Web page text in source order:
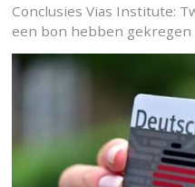
Conclusies Vias Institute:
een bon hebben gekregen